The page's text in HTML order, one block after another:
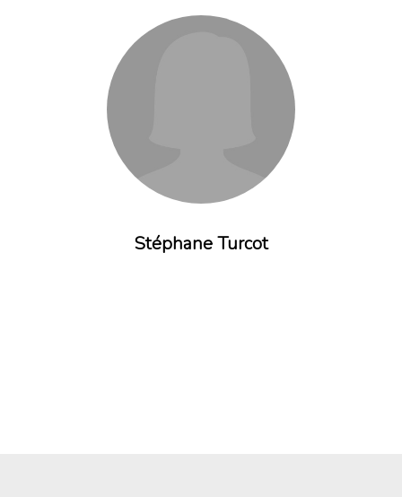
Stéphane Turcot